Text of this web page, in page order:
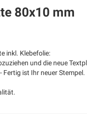
80x10 mm
inkl. Klebefolie:
und die neue
ist Ihr neuer Stempel.